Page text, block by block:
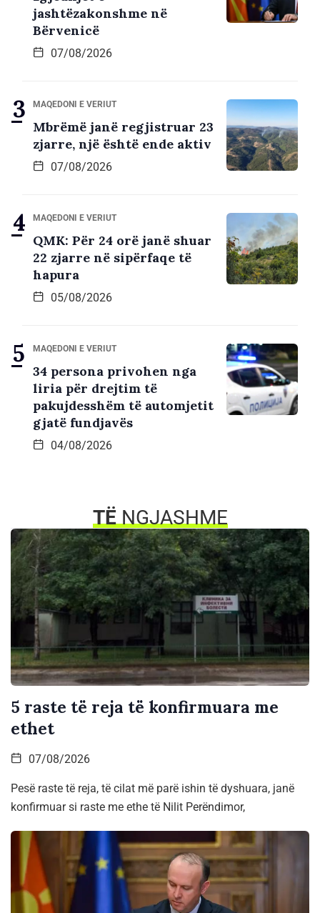
jashtëzakonshme në
Bërvenicë
07/08/2026
MAQEDONI E VERIUT
Mbrëmë janë regjistruar 23
zjarre, një është ende aktiv
07/08/2026
MAQEDONI E VERIUT
QMK: Për 24 orë janë shuar
22 zjarre në sipërfaqe të
hapura
05/08/2026
MAQEDONI E VERIUT
34 persona privohen nga
liria për drejtim të
pakujdesshëm të automjetit
gjatë fundjavës
04/08/2026
TËNGJASHME
5 raste të reja të konfirmuara me
ethet
07/08/2026
Pesë raste të reja, të cilat më parë ishin të dyshuara, janë
konfirmuar si raste me ethe të Nilit Perëndimor,